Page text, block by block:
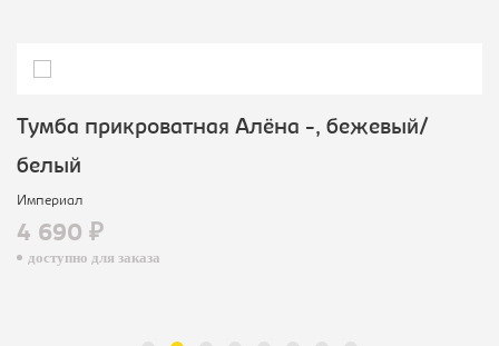
Тумба прикроватная Алёна -, бежевый/
белый
Империал
4 690 ₽
доступно для заказа